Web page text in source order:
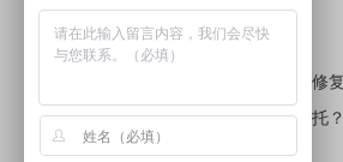
较新动态 LATEST NEWS​
钻戒款式不喜欢去哪里换戒托？
看图识别中国玉手镯款式